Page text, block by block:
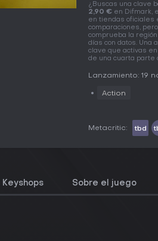
¿Buscas una clave
2,90 € en Difmark,
en tiendas oficiales
comparaciones,
comprueba la
días con datos. Una
clave que activas
de una cuarta parte
Lanzamiento: 19
Action
Metacritic: tbd
Keyshops Sobre el juego